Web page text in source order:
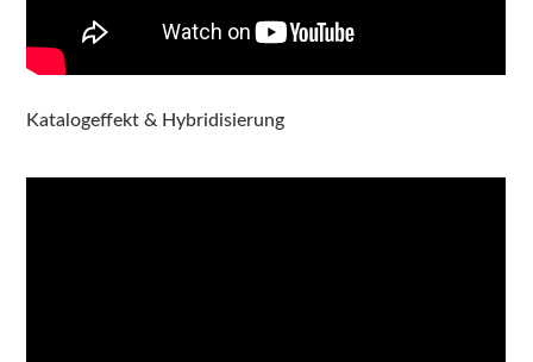
Katalogeffekt & Hybridisierung